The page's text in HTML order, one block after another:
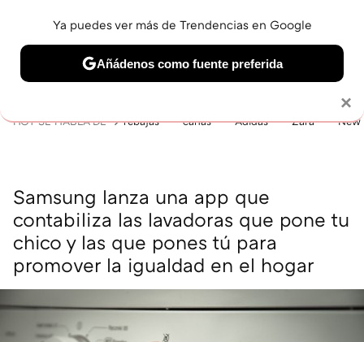
BELLEZA SHOPPING VIAJES GASTRO SNEAKERS
HOY SE HABLA DE rebajas canas Adidas Zara New
Samsung lanza una app que
contabiliza las lavadoras que pone tu
chico y las que pones tú para
promover la igualdad en el hogar
×
Ya puedes ver más de Trendencias en Google
Añádenos como fuente preferida